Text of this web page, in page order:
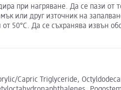
при нагряване. Да се пази от
или друг източник на
50°C. Да се съхранява извън
Capric Triglyceride,